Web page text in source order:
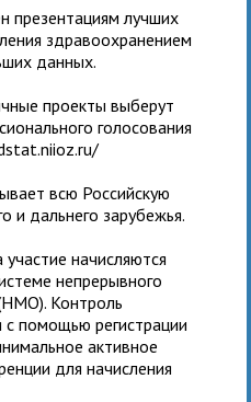
презентациям лучших
здравоохранением
данных.
проекты выберут
голосования
всю Российскую
и дальнего зарубежья.
начисляются
непрерывного
Контроль
с помощью регистрации
активное
для начисления